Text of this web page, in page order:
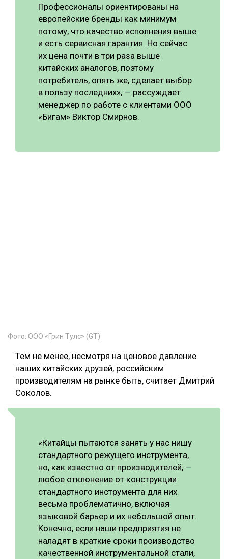
Профессионалы ориентированы на
европейские бренды как минимум
потому, что качество исполнения выше
и есть сервисная гарантия. Но сейчас
их цена почти в три раза выше
китайских аналогов, поэтому
потребитель, опять же, сделает выбор
в пользу последних», — рассуждает
менеджер по работе с клиентами ООО
«Бигам» Виктор Смирнов.
Фото: ООО «Грин Тулс» (GT)
Тем не менее, несмотря на ценовое давление
наших китайских друзей, российским
производителям на рынке быть, считает Дмитрий
Соколов.
«Китайцы пытаются занять у нас нишу
стандартного режущего инструмента,
но, как известно от производителей, —
любое отклонение от конструкции
стандартного инструмента для них
весьма проблематично, включая
языковой барьер и их небольшой опыт.
Конечно, если наши предприятия не
наладят в краткие сроки производство
качественной инструментальной стали,